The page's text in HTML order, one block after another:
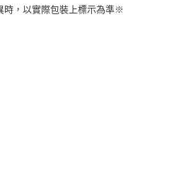
時，以實際包裝上標示為準※